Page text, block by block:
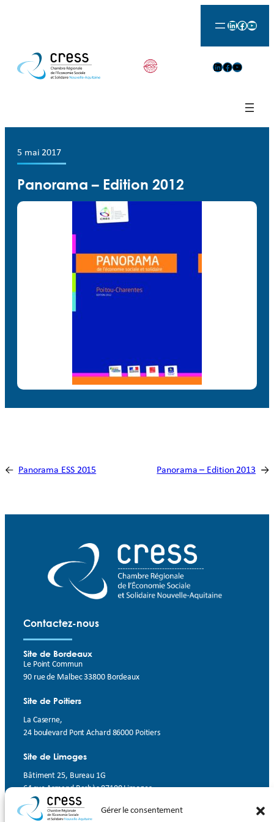
Gérer le consentement
LinkedIn
Facebook
LinkedIn
Facebook
YouTube
5 mai 2017
Panorama – Edition 2012
← Panorama ESS 2015 Panorama – Edition 2013 →
Contactez-nous
Site de Bordeaux
Le Point Commun
90 rue de Malbec 33800 Bordeaux
Site de Poitiers
La Caserne,
24 boulevard Pont Achard 86000 Poitiers
Site de Limoges
Bâtiment 25, Bureau 1G
64 rue Armand Barbès 87100 Limoges
Contact